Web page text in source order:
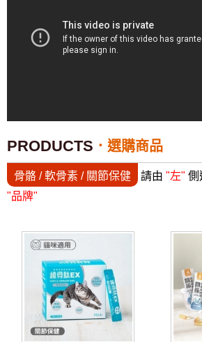
PRODUCTS 選購商品
骨骼 / 軟骨素 / 關節保健 請由 "左" 側
"品牌"